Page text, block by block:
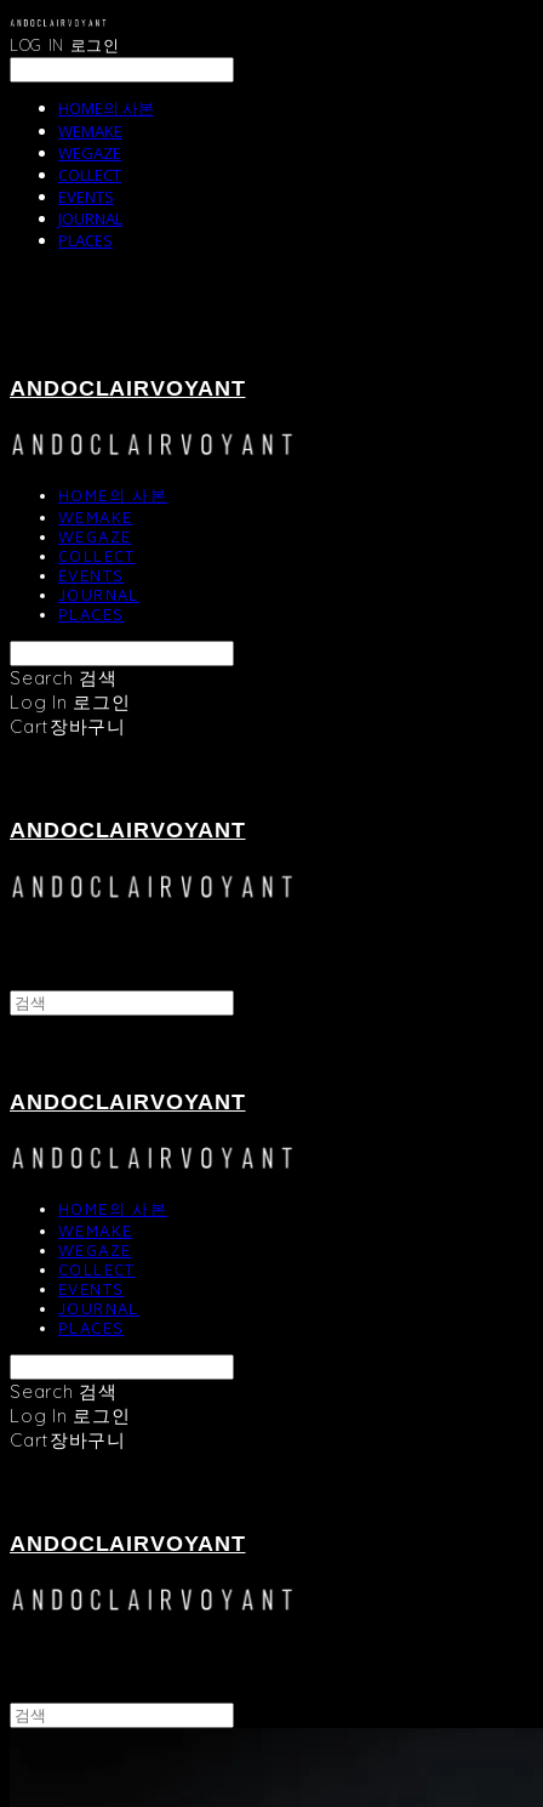
LOG IN 로그인
HOME의 사본
WEMAKE
WEGAZE
COLLECT
EVENTS
JOURNAL
PLACES
ANDOCLAIRVOYANT
HOME의 사본
WEMAKE
WEGAZE
COLLECT
EVENTS
JOURNAL
PLACES
Search 검색
Log In 로그인
Cart장바구니
ANDOCLAIRVOYANT
ANDOCLAIRVOYANT
HOME의 사본
WEMAKE
WEGAZE
COLLECT
EVENTS
JOURNAL
PLACES
Search 검색
Log In 로그인
Cart장바구니
ANDOCLAIRVOYANT